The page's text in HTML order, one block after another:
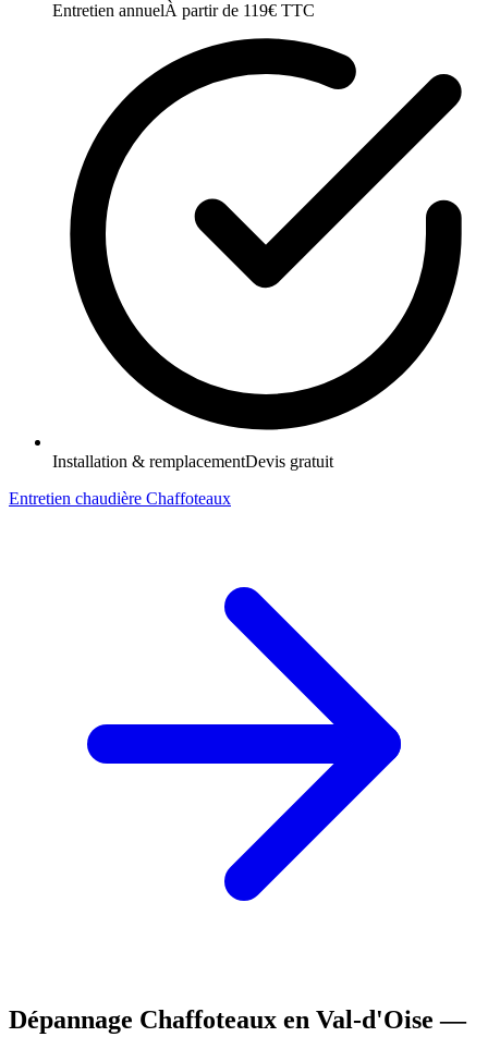
Entretien annuelÀ partir de 119€ TTC
Installation & remplacementDevis gratuit
Entretien chaudière Chaffoteaux
Dépannage Chaffoteaux en Val-d'Oise —